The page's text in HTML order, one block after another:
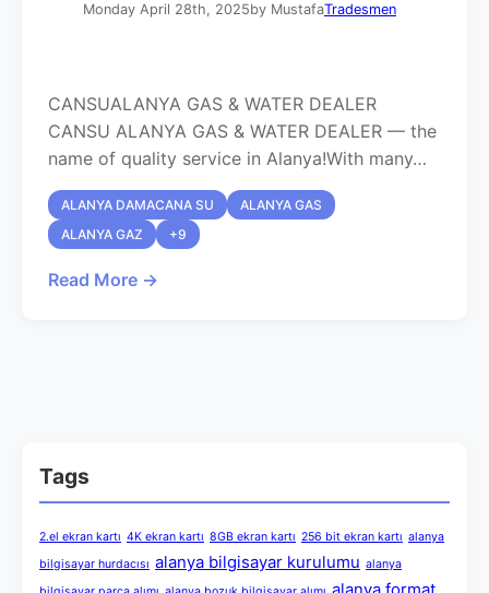
Monday April 28th, 2025by MustafaTradesmen
CANSUALANYA GAS & WATER DEALER
CANSU ALANYA GAS & WATER DEALER — the
name of quality service in Alanya!With many…
ALANYA DAMACANA SU
ALANYA GAS
ALANYA GAZ
+9
Read More →
Tags
2.el ekran kartı 4K ekran kartı 8GB ekran kartı 256 bit ekran kartı alanya
bilgisayar hurdacısı alanya bilgisayar kurulumu alanya